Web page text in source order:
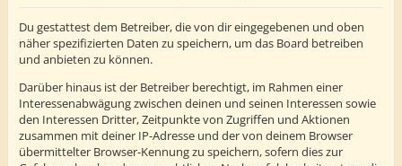
Du gestattest dem Betreiber, die von dir eingegebenen und oben
näher spezifizierten Daten zu speichern, um das Board betreiben
und anbieten zu können.
Darüber hinaus ist der Betreiber berechtigt, im Rahmen einer
Interessenabwägung zwischen deinen und seinen Interessen sowie
den Interessen Dritter, Zeitpunkte von Zugriffen und Aktionen
zusammen mit deiner IP-Adresse und der von deinem Browser
übermittelter Browser-Kennung zu speichern, sofern dies zur